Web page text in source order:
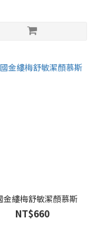
金縷梅舒敏潔顏慕斯
NT$660